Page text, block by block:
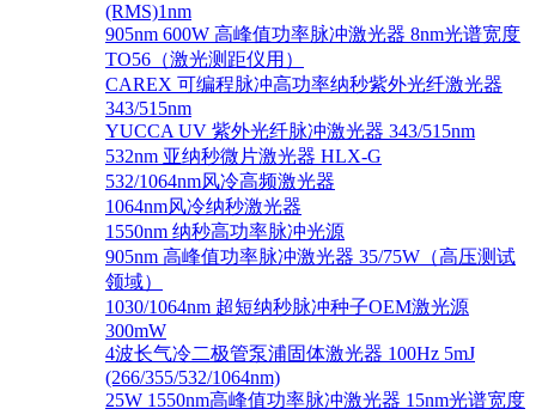
(RMS)1nm
905nm 600W 高峰值功率脉冲激光器 8nm光谱宽度
TO56（激光测距仪用）
CAREX 可编程脉冲高功率纳秒紫外光纤激光器
343/515nm
YUCCA UV 紫外光纤脉冲激光器 343/515nm
532nm 亚纳秒微片激光器 HLX-G
532/1064nm风冷高频激光器
1064nm风冷纳秒激光器
1550nm 纳秒高功率脉冲光源
905nm 高峰值功率脉冲激光器 35/75W（高压测试
领域）
1030/1064nm 超短纳秒脉冲种子OEM激光源
300mW
4波长气冷二极管泵浦固体激光器 100Hz 5mJ
(266/355/532/1064nm)
25W 1550nm高峰值功率脉冲激光器 15nm光谱宽度